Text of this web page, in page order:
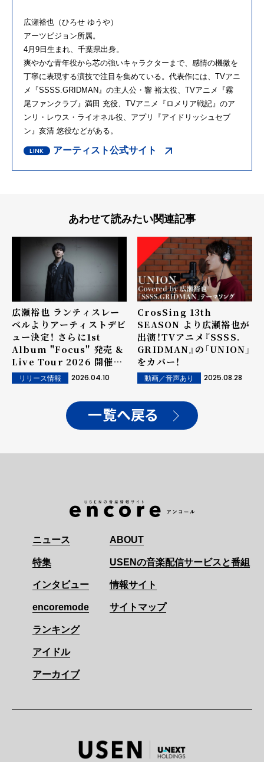
広瀬裕也（ひろせ ゆうや）
アーツビジョン所属。
4月9日生まれ、千葉県出身。
爽やかな青年役から芯の強いキャラクターまで、感情の機微を
丁寧に表現する演技で注目を集めている。代表作には、TVアニ
メ『SSSS.GRIDMAN』の主人公・響 裕太役、TVアニメ『霧
尾ファンクラブ』満田 充役、TVアニメ『ロメリア戦記』のア
ンリ・レウス・ライオネル役、アプリ『アイドリッシュセブ
ン』亥清 悠役などがある。
アーティスト公式サイト
あわせて読みたい関連記事
広瀬裕也 ランティスレー
ベルよりアーティストデビ
ュー決定！ さらに1st
Album "Focus" 発売 &
Live Tour 2026 開催決
定！リリース情報 2026.04.10
CrosSing 13th
SEASON より広瀬裕也が
出演！TVアニメ『SSSS.
GRIDMAN』の「UNION」
をカバー！
動画／音声あり 2025.08.28
一覧へ戻る
ニュース
特集
インタビュー
encoremode
ランキング
アイドル
アーカイブ
ABOUT
USENの音楽配信サービスと番組
情報サイト
サイトマップ